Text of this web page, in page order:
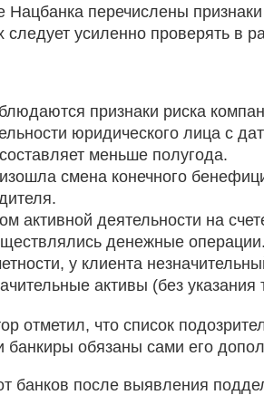
перечислены
следует усиленно проверять в
признаки риска
юридического лица с
меньше полугода.
смена конечного
активной деятельности на
денежные операции.
у клиента
активы (без
отметил, что список
обязаны сами его
банков после выявления